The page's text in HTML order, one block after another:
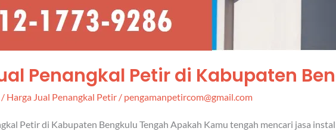
Penangkal Petir di Kabupaten
/ Harga Jual Penangkal Petir/ pengamanpetircom@gmail.com
Petir di Kabupaten Bengkulu Tengah Apakah Kamu tengah mencari jasa